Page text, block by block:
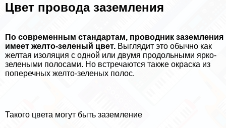
Цвет провода заземления
По современным стандартам, проводник заземления
имеет желто-зеленый цвет. Выглядит это обычно как
желтая изоляция с одной или двумя продольными ярко-
зелеными полосами. Но встречаются также окраска из
поперечных желто-зеленых полос.
Такого цвета могут быть заземление